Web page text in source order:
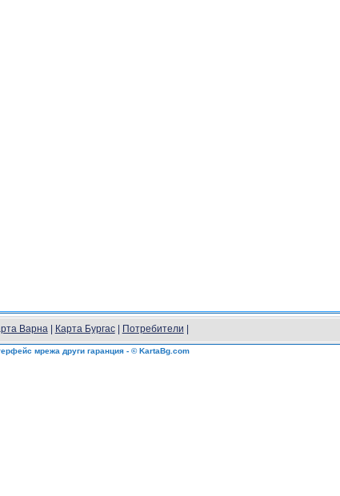
Варна| Карта Бургас| Потребители
мрежа други гаранция - © KartaBg.com